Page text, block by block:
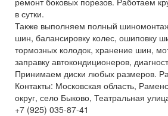
в сутки.
Также выполняем полный
шин, балансировку колес, ошиповку
тормозных колодок, хранение шин,
заправку автокондиционеров,
Принимаем диски любых размеров.
Контакты: Московская область,
округ, село Быково, Театральная
+7 (925) 035-87-41